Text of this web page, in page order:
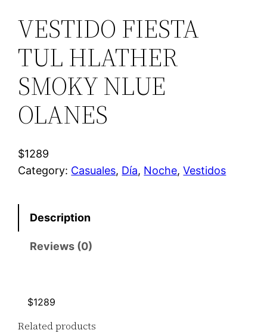
VESTIDO FIESTA
TUL HLATHER
SMOKY NLUE
OLANES
$1289
Category: Casuales, Día, Noche, Vestidos
Description
Reviews (0)
$1289
Related products